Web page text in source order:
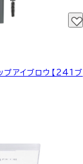
プアイブロウ【241ブ